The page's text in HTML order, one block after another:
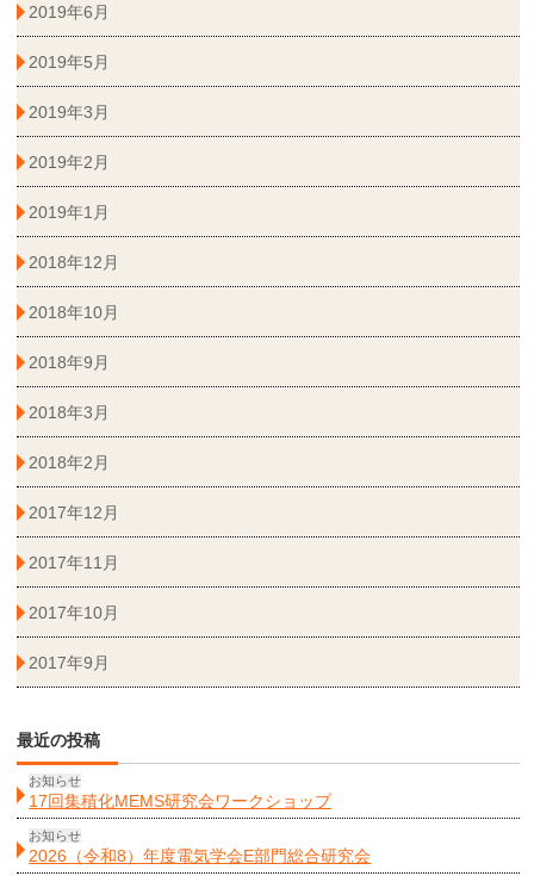
2019年6月
2019年5月
2019年3月
2019年2月
2019年1月
2018年12月
2018年10月
2018年9月
2018年3月
2018年2月
2017年12月
2017年11月
2017年10月
2017年9月
最近の投稿
お知らせ
17回集積化MEMS研究会ワークショップ
お知らせ
2026（令和8）年度電気学会E部門総合研究会